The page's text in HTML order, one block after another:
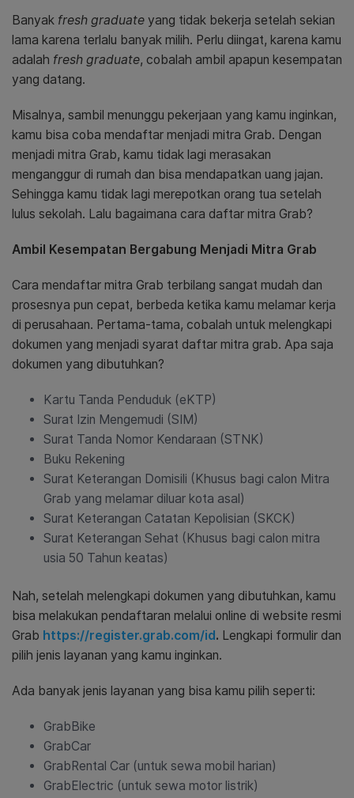
Banyak fresh graduate yang tidak bekerja setelah sekian
lama karena terlalu banyak milih. Perlu diingat, karena kamu
adalah fresh graduate, cobalah ambil apapun kesempatan
yang datang.
Misalnya, sambil menunggu pekerjaan yang kamu inginkan,
kamu bisa coba mendaftar menjadi mitra Grab. Dengan
menjadi mitra Grab, kamu tidak lagi merasakan
menganggur di rumah dan bisa mendapatkan uang jajan.
Sehingga kamu tidak lagi merepotkan orang tua setelah
lulus sekolah. Lalu bagaimana cara daftar mitra Grab?
Ambil Kesempatan Bergabung Menjadi Mitra Grab
Cara mendaftar mitra Grab terbilang sangat mudah dan
prosesnya pun cepat, berbeda ketika kamu melamar kerja
di perusahaan. Pertama-tama, cobalah untuk melengkapi
dokumen yang menjadi syarat daftar mitra grab. Apa saja
dokumen yang dibutuhkan?
Kartu Tanda Penduduk (eKTP)
Surat Izin Mengemudi (SIM)
Surat Tanda Nomor Kendaraan (STNK)
Buku Rekening
Surat Keterangan Domisili (Khusus bagi calon Mitra
Grab yang melamar diluar kota asal)
Surat Keterangan Catatan Kepolisian (SKCK)
Surat Keterangan Sehat (Khusus bagi calon mitra
usia 50 Tahun keatas)
Nah, setelah melengkapi dokumen yang dibutuhkan, kamu
bisa melakukan pendaftaran melalui online di website resmi
Grab https://register.grab.com/id . Lengkapi formulir dan
pilih jenis layanan yang kamu inginkan.
Ada banyak jenis layanan yang bisa kamu pilih seperti:
GrabBike
GrabCar
GrabRental Car (untuk sewa mobil harian)
GrabElectric (untuk sewa motor listrik)